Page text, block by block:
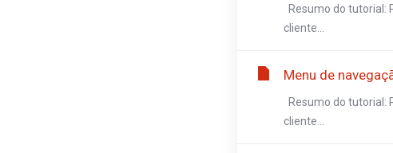
Resumo do tutorial:
cliente...
Menu de
Resumo do tutorial:
cliente...